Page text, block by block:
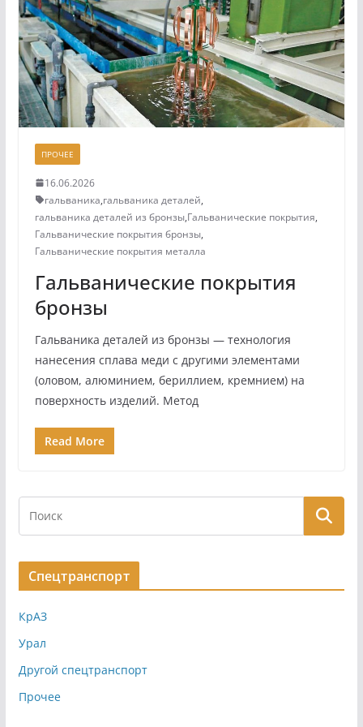
ПРОЧЕЕ
16.06.2026
гальваника,гальваника деталей,
гальваника деталей из бронзы,Гальванические покрытия,
Гальванические покрытия бронзы,
Гальванические покрытия металла
Гальванические покрытия
бронзы
Гальваника деталей из бронзы — технология
нанесения сплава меди с другими элементами
(оловом, алюминием, бериллием, кремнием) на
поверхность изделий. Метод
Read More
Спецтранспорт
КрАЗ
Урал
Другой спецтранспорт
Прочее